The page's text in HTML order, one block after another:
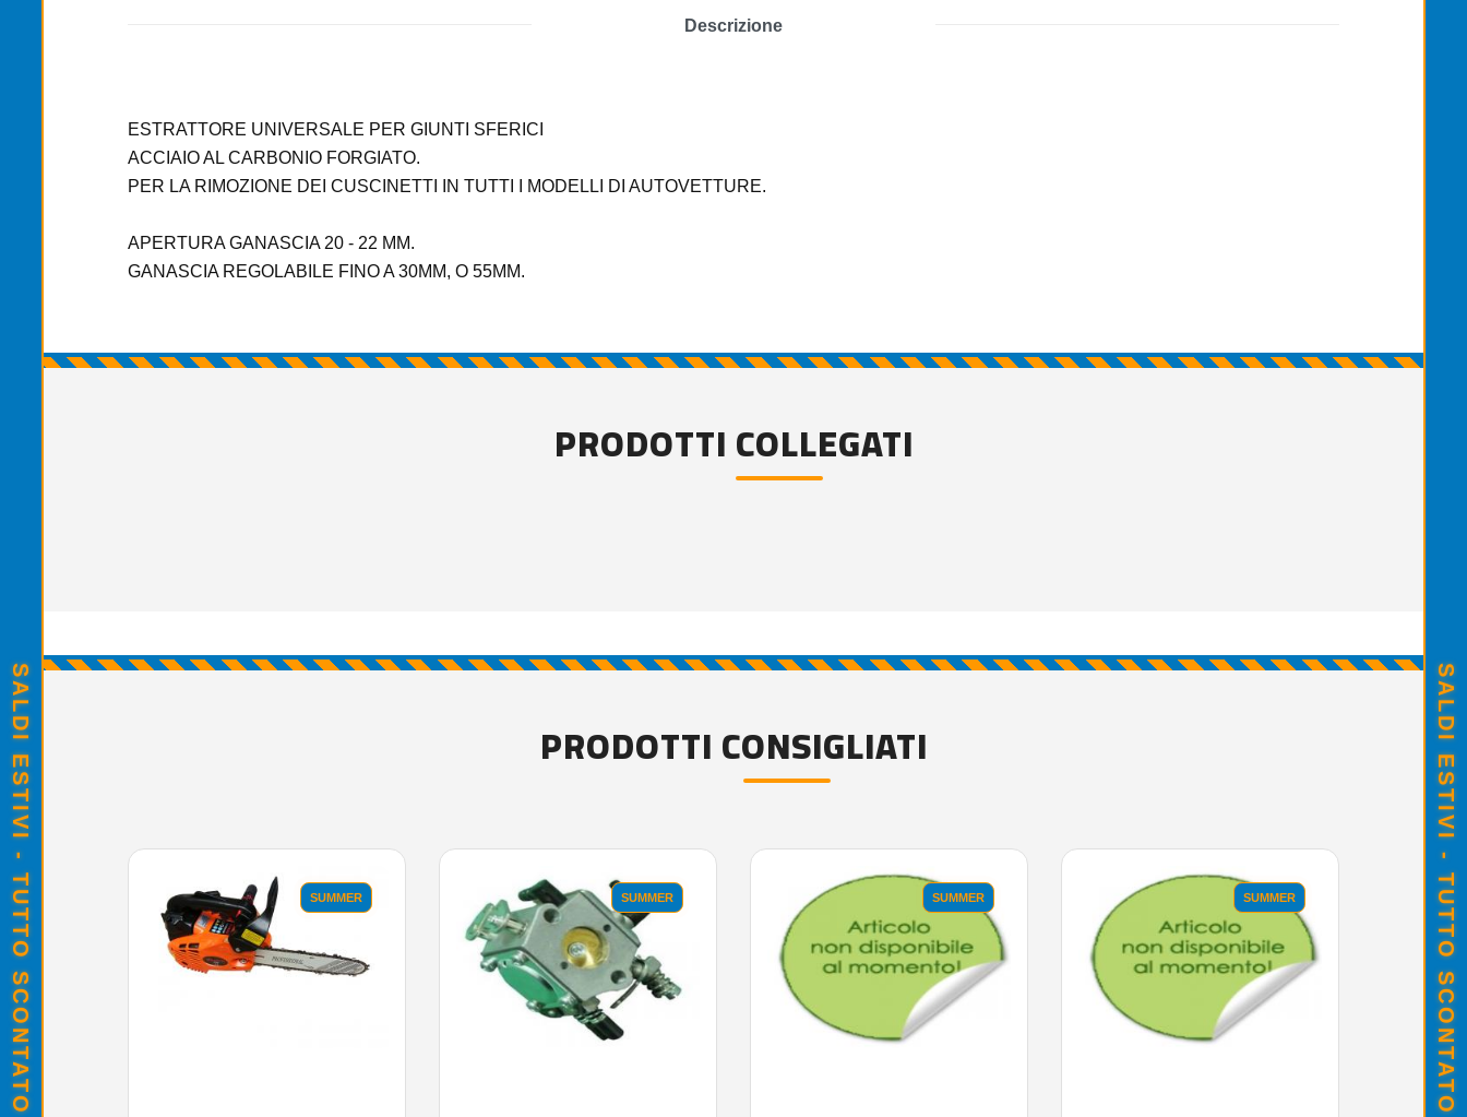
Descrizione
ESTRATTORE UNIVERSALE PER GIUNTI SFERICI
ACCIAIO AL CARBONIO FORGIATO.
PER LA RIMOZIONE DEI CUSCINETTI IN TUTTI I MODELLI DI AUTOVETTURE.
APERTURA GANASCIA 20 - 22 MM.
GANASCIA REGOLABILE FINO A 30MM, O 55MM.
PRODOTTI COLLEGATI
PRODOTTI CONSIGLIATI
SUMMER SUMMER SUMMER SUMMER
SALDI ESTIVI - TUTTO SCONTATO SALDI ESTIVI - TUTTO SCONTATO